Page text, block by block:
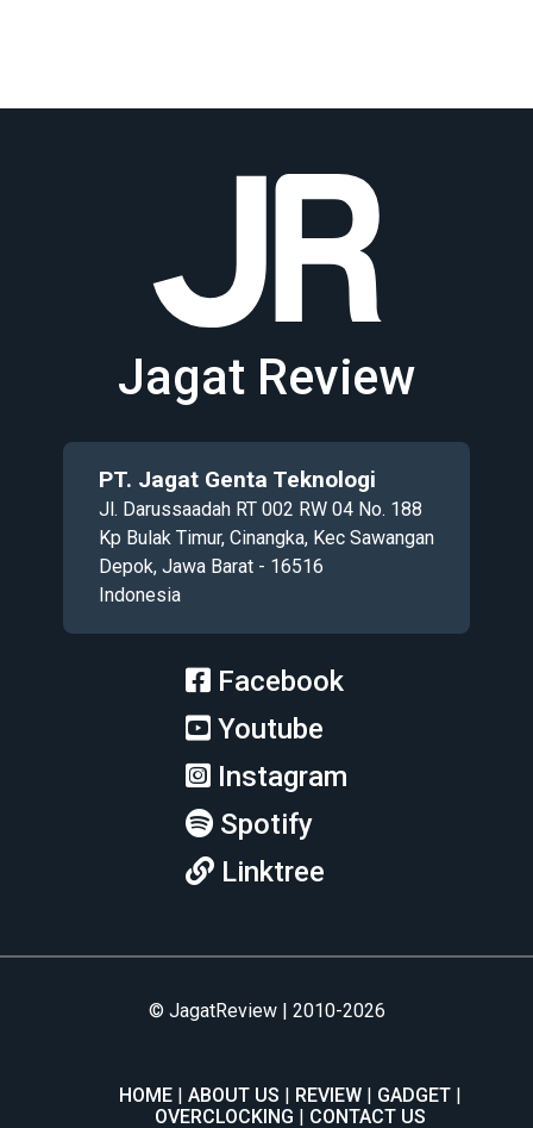
Jagat Review
PT. Jagat Genta Teknologi
Jl. Darussaadah RT 002 RW 04 No. 188
Kp Bulak Timur, Cinangka, Kec Sawangan
Depok, Jawa Barat - 16516
Indonesia
Facebook
Youtube
Instagram
Spotify
Linktree
© JagatReview | 2010-2026
HOME ABOUT US REVIEW
GADGET
OVERCLOCKING
CONTACT US